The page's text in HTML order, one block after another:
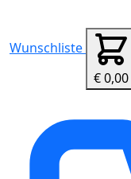
Wunschliste
€ 0,00